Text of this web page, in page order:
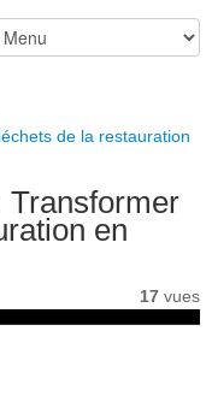
de la restauration
Transformer
en
17 vues